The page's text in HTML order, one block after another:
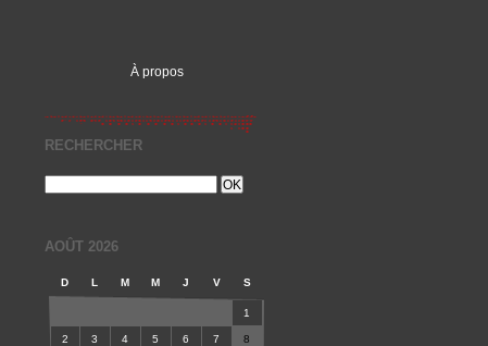
À propos
RECHERCHER
AOÛT 2026
D L M M J V S
1
2 3 4 5 6 7 8